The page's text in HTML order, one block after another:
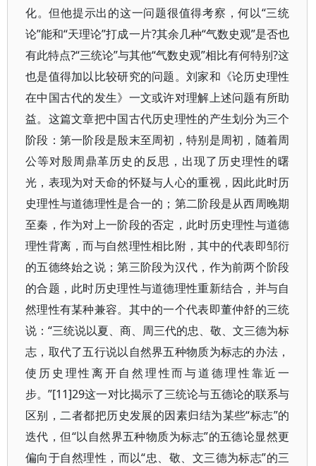
化。但他提示出的这一问题很值得考察，何以“三统
论”能和“天理论”打成一片?其余几种“气数史观”是否也
有此特点?“三统论”与其他“气数史观”相比有何特别?这
也是值得加以比较研究的问题。刘家和《论历史理性
在中国古代的发生》一文或许对理解上述问题有所助
益。这篇文章把中国古代历史理性的产生划分为三个
阶段：第一阶段是殷末至周初，特别是周初，随着周
公等对殷周鼎革历史的反思，出现了历史理性的曙
光，表现为对天命的怀疑与人心的重视，因此此时历
史理性与道德理性是合一的；第二阶段是从西周晚期
至秦，作为对上一阶段的否定，此时历史理性与道德
理性背离，而与自然理性相比附，其中的代表即邹衍
的五德终始之说；第三阶段为汉代，作为前两个阶段
的合题，此时历史理性与道德理性重新结合，并与自
然理性有某种兼容。其中的一个代表即董仲舒的三统
说：“三统说以夏、商、周三代的忠、敬、文三德为标
志，取代了五行说以自然界五种物质为标志的办法，
使历史理性离开自然理性而与道德理性靠近一
步。”[11]29这一对比揭示了三统论与五德论的联系与
区别，二者都把历史发展的因素归结为某些“标志”的
迭代，但“以自然界五种物质为标志”的五德论显然更
偏向于自然理性，而以“忠、敬、文三德为标志”的三